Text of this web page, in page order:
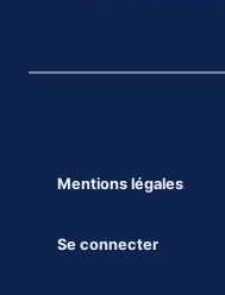
Mentions légales
Se connecter